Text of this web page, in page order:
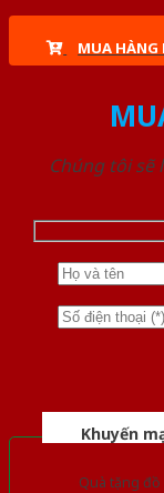
MUA HÀNG
Chúng tôi sẽ
Khuyến
Quà tặng